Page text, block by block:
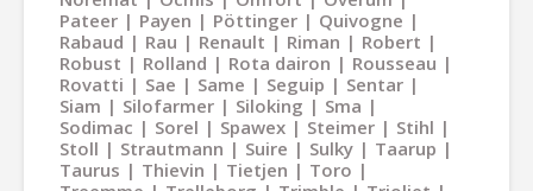
Pateer
Payen Pöttinger
Quivogne
Rabaud
Rau Renault Riman
Robert
Robust
Rolland Rota dairon
Rousseau
Rovatti
Sae Same Seguip
Sentar
Siam
Silofarmer Siloking
Sma
Sodimac
Sorel Spawex Steimer
Stihl
Stoll
Strautmann Suire Sulky
Taarup
Taurus
Thievin Tietjen
Toro